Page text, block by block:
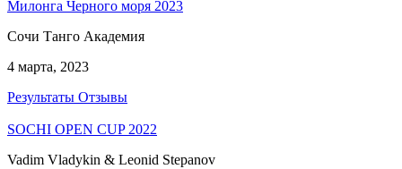
Милонга Черного моря 2023
Сочи Танго Академия
4 марта, 2023
Результаты Отзывы
SOCHI OPEN CUP 2022
Vadim Vladykin & Leonid Stepanov